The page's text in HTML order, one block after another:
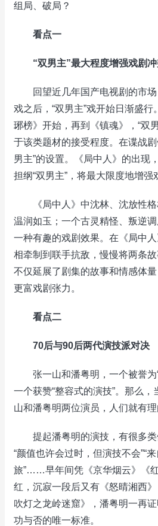
组局、破局？
看点一
“双男主”最大程度增强戏剧冲
回望近几年国产电视剧的市场
戏之后，“双男主”戏开始日渐盛
琊榜》开始，再到《镇魂》，“双
于该类题材的接受程度。在谍战
男主”的设置。《局中人》的出现
担纲“双男主”，将最大限度地增强
《局中人》中沈林、沈放性格
温润如玉；一个古灵精怪、叛逆
一种有趣的戏剧效果。在《局中
相牵制到联手抗敌，慢慢将两条
不仅延展了剧集的故事和情感体
更富戏剧张力。
看点二
70后与90后两代演技派对决
张一山和潘粤明，一个被誉为
一个获赞“整容式的演技”。那么
山和潘粤明两位演员，人们就有理
提起潘粤明的演技，有很多类
“颜值也许会过时，但演技不会”“
旅”……早年间凭《京华烟云》《
红，沉寂一段后又有《怒晴湘西
吹灯之龙岭迷窟》，潘粤明一再
功与否的唯一标准。